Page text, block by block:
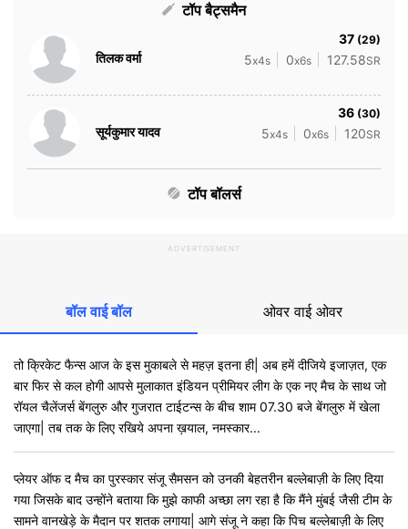
टॉप बैट्समैन
तिलक वर्मा
37 (29)
5x4s 0x6s 127.58SR
सूर्यकुमार यादव
36 (30)
5x4s 0x6s 120SR
टॉप बॉलर्स
ADVERTISEMENT
बॉल वाई बॉल ओवर वाई ओवर
तो क्रिकेट फैन्स आज के इस मुकाबले से महज़ इतना ही| अब हमें दीजिये इजाज़त, एक
बार फिर से कल होगी आपसे मुलाकात इंडियन प्रीमियर लीग के एक नए मैच के साथ जो
रॉयल चैलेंजर्स बेंगलुरु और गुजरात टाईटन्स के बीच शाम 07.30 बजे बेंगलुरु में खेला
जाएगा| तब तक के लिए रखिये अपना ख़याल, नमस्कार...
प्लेयर ऑफ द मैच का पुरस्कार संजू सैमसन को उनकी बेहतरीन बल्लेबाज़ी के लिए दिया
गया जिसके बाद उन्होंने बताया कि मुझे काफी अच्छा लग रहा है कि मैंने मुंबई जैसी टीम के
सामने वानखेड़े के मैदान पर शतक लगाया| आगे संजू ने कहा कि पिच बल्लेबाज़ी के लिए